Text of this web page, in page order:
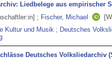
Liedbelege aus empirischer
; Fischer, Michael
Kultur und Musik ; Deutsches
Deutsches Volksliedarchiv